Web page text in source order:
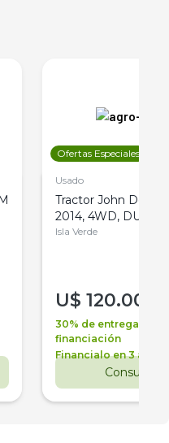
Ofertas Especiales
Usado
Tractor John Deere
2014, 4WD, DUAL
Isla Verde
U$ 120.000
30% de entrega +
financiación
Financialo en 3 años
Consultar